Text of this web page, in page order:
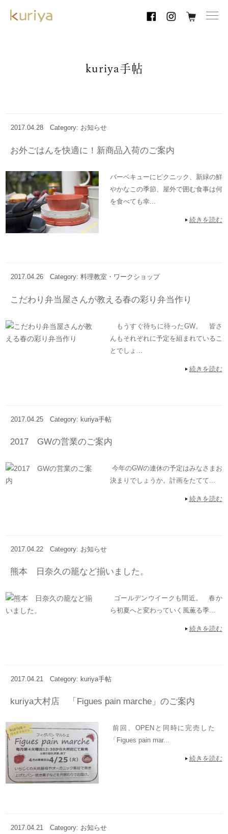
kuriya手帖
2017.04.28 Category: お知らせ
お外ごはんを快適に！新商品入荷のご案内
バーベキューにピクニック、新緑の鮮
やかなこの季節、屋外で囲む食事は何
を食べても幸...
続きを読む
2017.04.26 Category: 料理教室・ワークショップ
こだわり弁当屋さんが教える春の彩り弁当作り
もうすぐ待ちに待ったGW。 皆さ
んもそれぞれに予定を組まれているこ
とでしょ...
続きを読む
2017.04.25 Category: kuriya手帖
2017 GWの営業のご案内
今年のGWの連休の予定はみなさまお
決まりでしょうか。計画をたてて...
続きを読む
2017.04.22 Category: お知らせ
熊本 日奈久の籠など揃いました。
ゴールデンウイークも間近。 春か
ら初夏へと変わっていく風薫る季...
続きを読む
2017.04.21 Category: kuriya手帖
kuriya大村店 「Figues pain marche」のご案内
前回、OPENと同時に完売した
「Figues pain mar...
続きを読む
2017.04.21 Category: お知らせ